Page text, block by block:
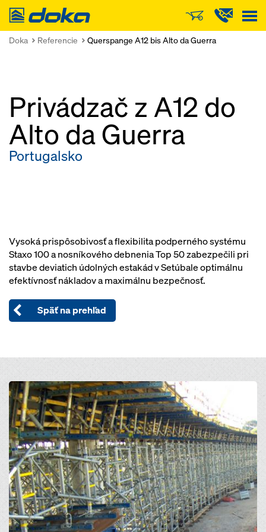
Doka
Doka Referencie Querspange A12 bis Alto da Guerra
Privádzač z A12 do
Alto da Guerra
Portugalsko
Vysoká prispôsobivosť a flexibilita podperného systému
Staxo 100 a nosníkového debnenia Top 50 zabezpečili pri
stavbe deviatich údolných estakád v Setúbale optimálnu
efektívnosť nákladov a maximálnu bezpečnosť.
Späť na prehľad
Open